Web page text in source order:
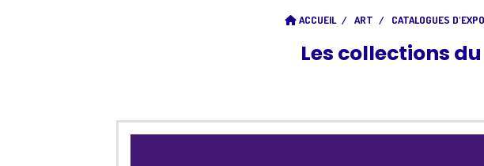
ACCUEIL ART CATALOGUES
Les collections